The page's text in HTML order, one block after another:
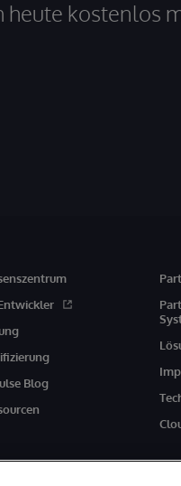
heute kostenlos
Blog